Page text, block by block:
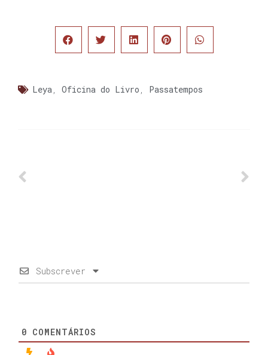
Leya, Oficina do Livro , Passatempos
Subscrever
0 COMENTÁRIOS